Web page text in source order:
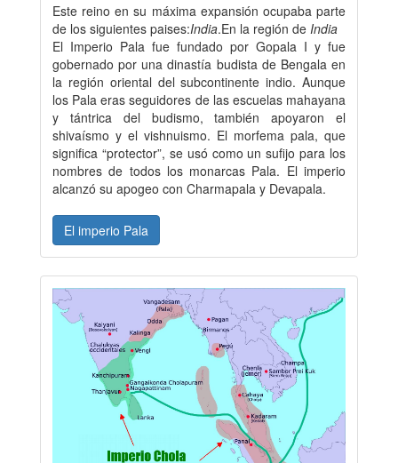
Este reino en su máxima expansión ocupaba parte
de los siguientes paises:India.En la región de India
El Imperio Pala fue fundado por Gopala I y fue
gobernado por una dinastía budista de Bengala en
la región oriental del subcontinente indio. Aunque
los Pala eras seguidores de las escuelas mahayana
y tántrica del budismo, también apoyaron el
shivaísmo y el vishnuismo. El morfema pala, que
significa “protector”, se usó como un sufijo para los
nombres de todos los monarcas Pala. El imperio
alcanzó su apogeo con Charmapala y Devapala.
El imperio Pala